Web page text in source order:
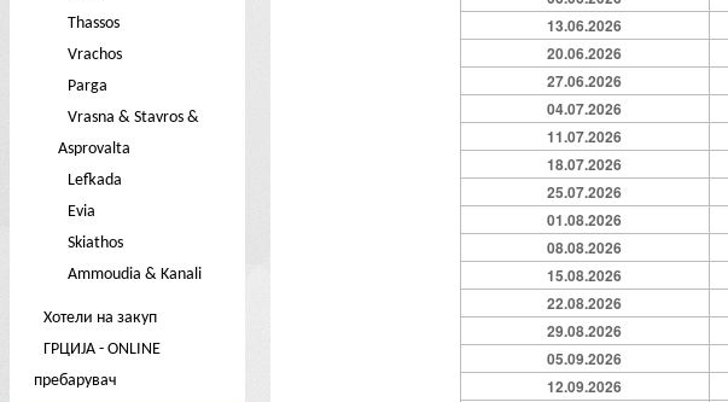
Thassos
Vrachos
Parga
Vrasna & Stavros &
Asprovalta
Lefkada
Evia
Skiathos
Ammoudia & Kanali
Хотели на закуп
ГРЦИЈА - ONLINE
пребарувач
13.06.2026
20.06.2026
27.06.2026
04.07.2026
11.07.2026
18.07.2026
25.07.2026
01.08.2026
08.08.2026
15.08.2026
22.08.2026
29.08.2026
05.09.2026
12.09.2026